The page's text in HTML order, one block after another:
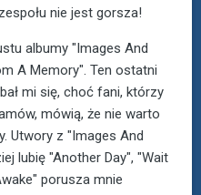
nie jest gorsza!
albumy "Images And
A Memory". Ten ostatni
mi się, choć fani, którzy
mówią, że nie warto
Utwory z "Images And
lubię "Another Day", "Wait
porusza mnie